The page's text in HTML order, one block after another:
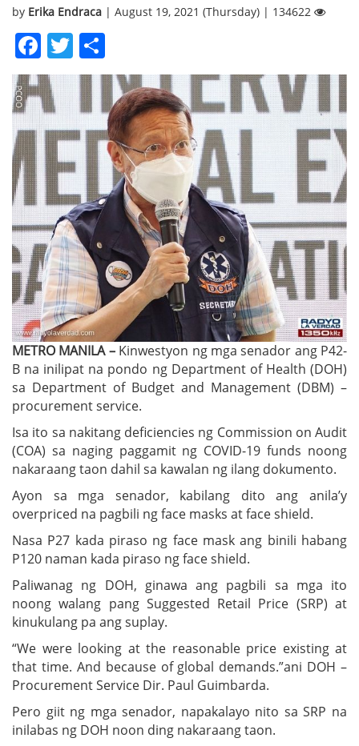
by Erika Endraca | August 19, 2021 (Thursday) | 134622
Facebook
Twitter
METRO MANILA – Kinwestyon ng mga senador ang P42-
B na inilipat na pondo ng Department of Health (DOH)
sa Department of Budget and Management (DBM) –
procurement service.
Isa ito sa nakitang deficiencies ng Commission on Audit
(COA) sa naging paggamit ng COVID-19 funds noong
nakaraang taon dahil sa kawalan ng ilang dokumento.
Ayon sa mga senador, kabilang dito ang anila’y
overpriced na pagbili ng face masks at face shield.
Nasa P27 kada piraso ng face mask ang binili habang
P120 naman kada piraso ng face shield.
Paliwanag ng DOH, ginawa ang pagbili sa mga ito
noong walang pang Suggested Retail Price (SRP) at
kinukulang pa ang suplay.
“We were looking at the reasonable price existing at
that time. And because of global demands.”ani DOH –
Procurement Service Dir. Paul Guimbarda.
Pero giit ng mga senador, napakalayo nito sa SRP na
inilabas ng DOH noon ding nakaraang taon.